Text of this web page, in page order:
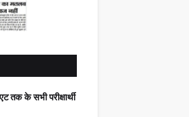
तक के सभी परीक्षार्थी